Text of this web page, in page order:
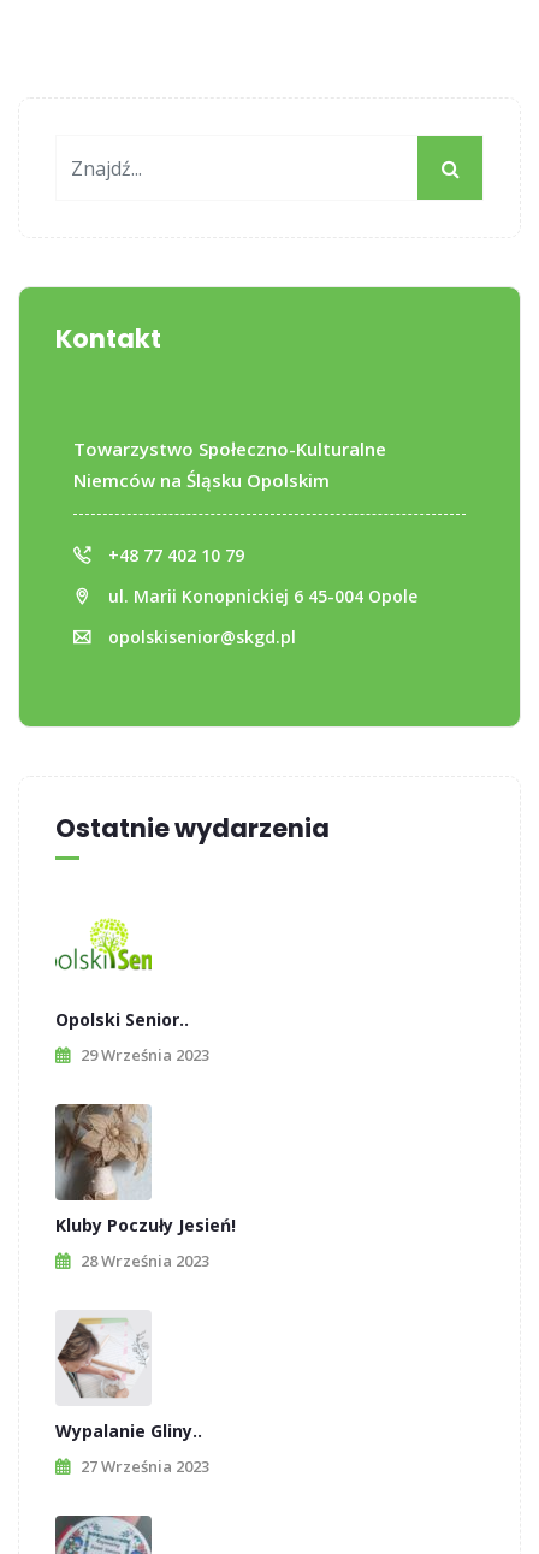
Kontakt
Towarzystwo Społeczno-Kulturalne
Niemców na Śląsku Opolskim
+48 77 402 10 79
ul. Marii Konopnickiej 6 45-004 Opole
opolskisenior@skgd.pl
Ostatnie wydarzenia
Opolski Senior..
29 Września 2023
Kluby Poczuły Jesień!
28 Września 2023
Wypalanie Gliny..
27 Września 2023